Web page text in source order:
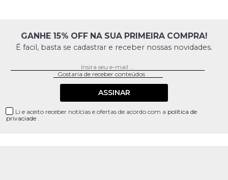
GANHE 15% OFF NA SUA PRIMEIRA COMPRA!
É facil, basta se cadastrar e receber nossas novidades.
ASSINAR
Li e aceito receber notícias e ofertas de acordo com a política de
privaciade